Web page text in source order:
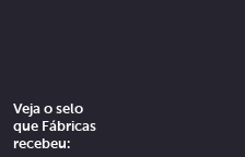
Veja o selo
que Fábricas
recebeu: